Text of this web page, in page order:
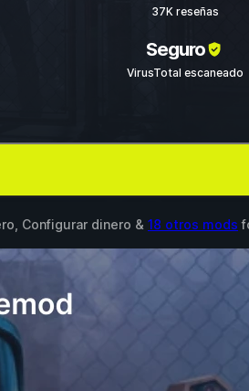
37K reseñas
Seguro
VirusTotal escaneado
Configurar dinero & 18 otros mods